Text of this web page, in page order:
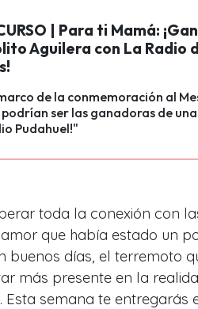
| Para ti Mamá:
Aguilera con La Radio
de la conmemoración al
ser las ganadoras de
Pudahuel!"
toda la conexión con
que había estado un
buenos días, el terremoto
más presente en la
semana te entregarás